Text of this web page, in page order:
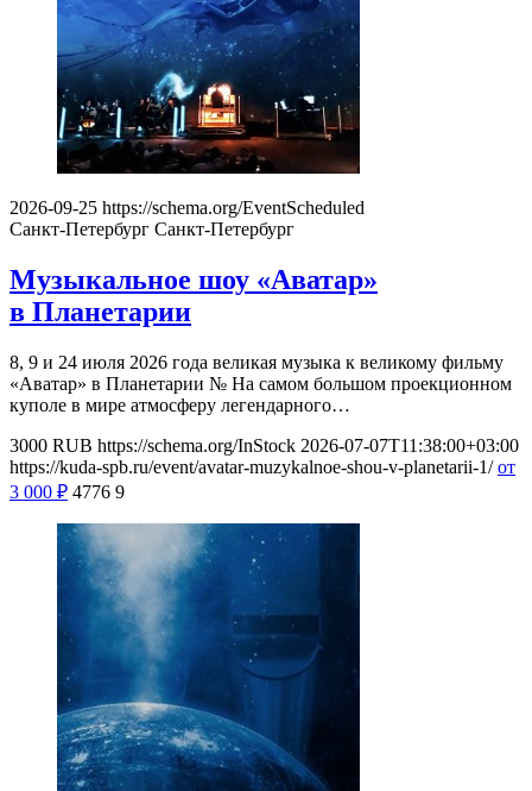
2026-09-25 https://schema.org/EventScheduled
Санкт-Петербург Санкт-Петербург
Музыкальное шоу «Аватар»
в Планетарии
8, 9 и 24 июля 2026 года великая музыка к великому фильму
«Аватар» в Планетарии № На самом большом проекционном
куполе в мире атмосферу легендарного…
3000 RUB https://schema.org/InStock 2026-07-07T11:38:00+03:00
https://kuda-spb.ru/event/avatar-muzykalnoe-shou-v-planetarii-1/ от
3 000 ₽ 4776 9